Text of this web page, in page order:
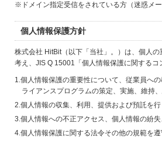
※ドメイン指定受信をされている方（迷惑メ
個人情報保護方針
株式会社 HitBit（以下「当社」。）は、個人
考え、JIS Q 15001「個人情報保護に関する
1.個人情報保護の重要性について、従業員へ
ライアンスプログラムの策定、実施、維持
2.個人情報の収集、利用、提供および預託を
3.個人情報への不正アクセス、個人情報の紛
4.個人情報保護に関する法令その他の規範を遵